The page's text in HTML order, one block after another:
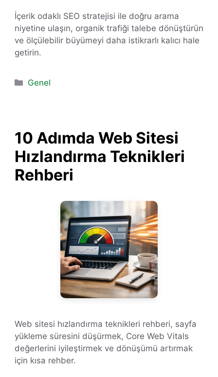
İçerik odaklı SEO stratejisi ile doğru arama
niyetine ulaşın, organik trafiği talebe dönüştürün
ve ölçülebilir büyümeyi daha istikrarlı kalıcı hale
getirin.
Kategoriler
Genel
10 Adımda Web Sitesi
Hızlandırma Teknikleri
Rehberi
Web sitesi hızlandırma teknikleri rehberi, sayfa
yükleme süresini düşürmek, Core Web Vitals
değerlerini iyileştirmek ve dönüşümü artırmak
için kısa rehber.